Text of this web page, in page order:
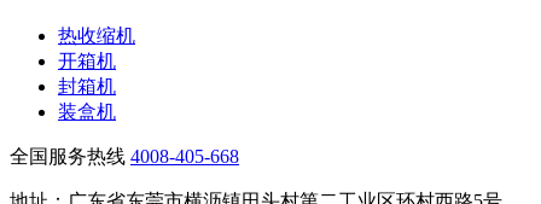
热收缩机
开箱机
封箱机
装盒机
全国服务热线 4008-405-668